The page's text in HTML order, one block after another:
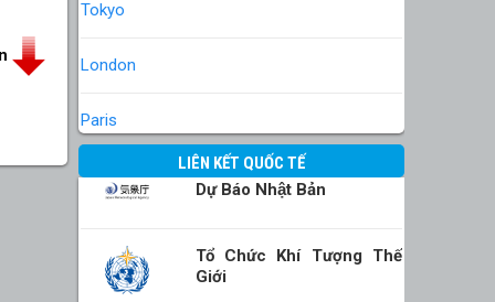
Tokyo
London
Paris
LIÊN KẾT QUỐC TẾ
Dự Báo Nhật Bản
Tổ Chức Khí Tượng Thế
Giới